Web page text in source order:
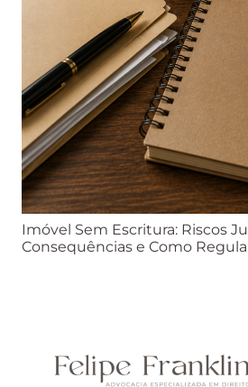
Imóvel Sem Escritura: Riscos
Consequências e Como